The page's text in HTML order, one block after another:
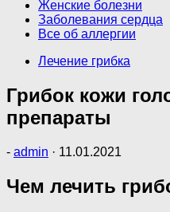
Женские болезни
Заболевания сердца
Все об аллергии
Лечение грибка
Грибок кожи
препараты
- admin · 11.01.2021
Чем лечить